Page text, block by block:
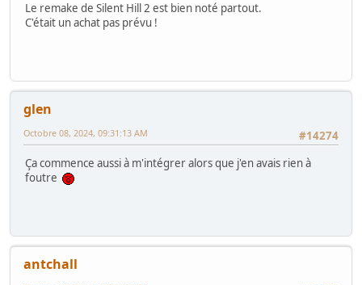
Le remake de Silent Hill 2 est bien noté partout.
C'était un achat pas prévu !
glen
#14274
Octobre 08, 2024, 09:31:13 AM
Ça commence aussi à m'intégrer alors que j'en avais rien à
foutre
antchall